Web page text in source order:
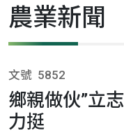
農業新聞
文號 5852
鄉親做伙”立
力挺